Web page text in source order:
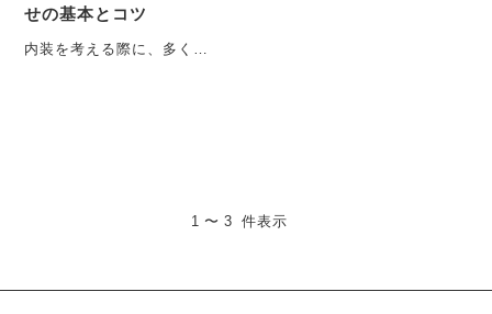
せの基本とコツ
内装を考える際に、多くの
1 〜 3 件表示